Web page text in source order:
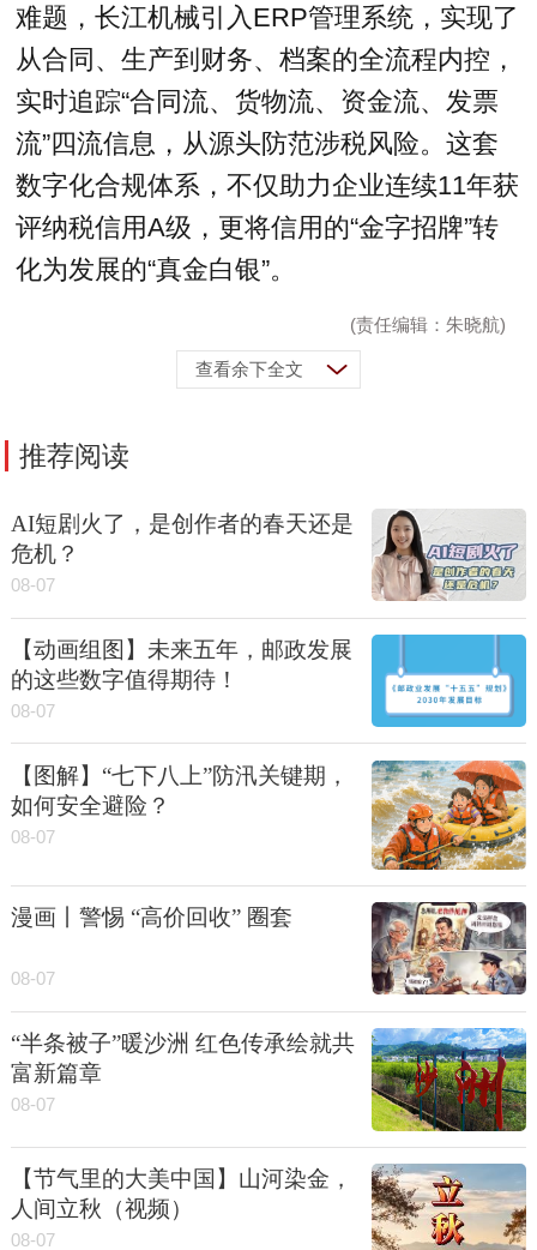
难题，长江机械引入ERP管理系统，实现了
从合同、生产到财务、档案的全流程内控，
实时追踪“合同流、货物流、资金流、发票
流”四流信息，从源头防范涉税风险。这套
数字化合规体系，不仅助力企业连续11年获
评纳税信用A级，更将信用的“金字招牌”转
化为发展的“真金白银”。
(责任编辑：朱晓航)
查看余下全文
推荐阅读
AI短剧火了，是创作者的春天还是
危机？
08-07
【动画组图】未来五年，邮政发展
的这些数字值得期待！
08-07
【图解】“七下八上”防汛关键期，
如何安全避险？
08-07
漫画丨警惕 “高价回收” 圈套
08-07
“半条被子”暖沙洲 红色传承绘就共
富新篇章
08-07
【节气里的大美中国】山河染金，
人间立秋（视频）
08-07